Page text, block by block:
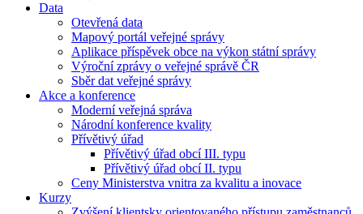
Data
Otevřená data
Mapový portál veřejné správy
Aplikace příspěvek obce na výkon státní správy
Výroční zprávy o veřejné správě ČR
Sběr dat veřejné správy
Akce a konference
Moderní veřejná správa
Národní konference kvality
Přívětivý úřad
Přívětivý úřad obcí III. typu
Přívětivý úřad obcí II. typu
Ceny Ministerstva vnitra za kvalitu a inovace
Kurzy